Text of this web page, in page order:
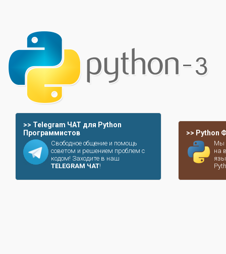
>> Telegram ЧАТ для Python
Программистов
Свободное общение и помощь
советом и решением проблем с
кодом! Заходите в наш
TELEGRAM ЧАТ!
>> Python
Мы
на